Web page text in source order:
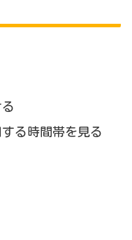
る時間帯を見る